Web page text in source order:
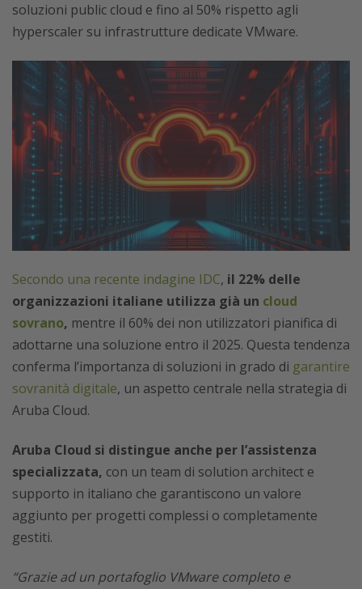
soluzioni public cloud e fino al 50% rispetto agli
hyperscaler su infrastrutture dedicate VMware.
Secondo una recente indagine IDC, il 22% delle
organizzazioni italiane utilizza già un cloud
sovrano, mentre il 60% dei non utilizzatori pianifica di
adottarne una soluzione entro il 2025. Questa tendenza
conferma l’importanza di soluzioni in grado di garantire
sovranità digitale, un aspetto centrale nella strategia di
Aruba Cloud.
Aruba Cloud si distingue anche per l’assistenza
specializzata, con un team di solution architect e
supporto in italiano che garantiscono un valore
aggiunto per progetti complessi o completamente
gestiti.
“Grazie ad un portafoglio VMware completo e